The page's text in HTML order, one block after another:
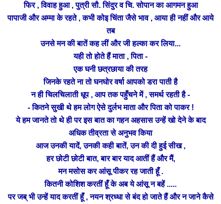
फिर , विवाह हुआ , पुत्री सौ. सिंदुर व चि. सोपान का आगमन हुआ
पापाजी और अम्मा के रहते , कभी कोइ चिंता जैसे भाव , आया हीनहीं और आये
तब
उनसे मन की बातें कह लीं और जी हल्का कर लिया...
यही तो होते हैं माता , पिता -
एक घनी छत्रछाया की तरह
जिनके रहते ना तो घनघोर वर्षाआपको डरा पाती है
न ही चिलचिलाती धूप , आप तक पहुँचने में , समर्थरहती है -
- कितने सुखी थे हम लोग ऐसे दुर्लभ माता और पिता को पाकर !
ये हम जानते तो थे ही पर इस बात का गहन अहसास उन्हें खो देने के बाद
अधिक तीव्रता से अनुभव किया
आज उनकी यादें, उनकी कही बातें, उन की दी हुई सीख ,
हर छोटी छोटी बात, बार बार याद आतीं हैं और मैं,
मन मसोस करआंसू पीकर रह जाती हूँ .
कितनी कोशिश करतीं हूँ के अब ये आंसू न बहें .....
पर जब् भी उन्हें याद करतीं हूँ , नयन श्रध्धा से बंद हो जाते हैं और न जाने कैसे